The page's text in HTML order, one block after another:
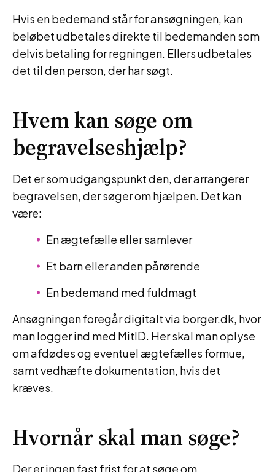
Hvis en bedemand står for ansøgningen, kan
beløbet udbetales direkte til bedemanden som
delvis betaling for regningen. Ellers udbetales
det til den person, der har søgt.
Hvem kan søge om
begravelseshjælp?
Det er som udgangspunkt den, der arrangerer
begravelsen, der søger om hjælpen. Det kan
være:
En ægtefælle eller samlever
Et barn eller anden pårørende
En bedemand med fuldmagt
Ansøgningen foregår digitalt via borger.dk, hvor
man logger ind med MitID. Her skal man oplyse
om afdødes og eventuel ægtefælles formue,
samt vedhæfte dokumentation, hvis det
kræves.
Hvornår skal man søge?
Der er ingen fast frist for at søge om